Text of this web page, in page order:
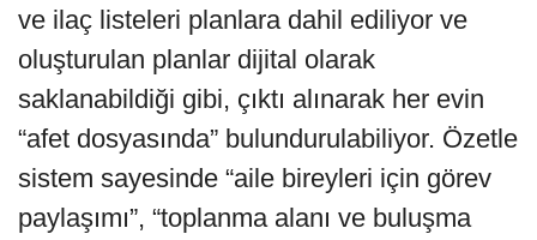
ve ilaç listeleri planlara dahil ediliyor ve
oluşturulan planlar dijital olarak
saklanabildiği gibi, çıktı alınarak her evin
“afet dosyasında” bulundurulabiliyor. Özetle
sistem sayesinde “aile bireyleri için görev
paylaşımı”, “toplanma alanı ve buluşma